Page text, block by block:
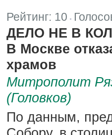
Рейтинг: 10
ДЕЛО НЕ В
В Москве
храмов
Митрополит
(Головков)
По данным,